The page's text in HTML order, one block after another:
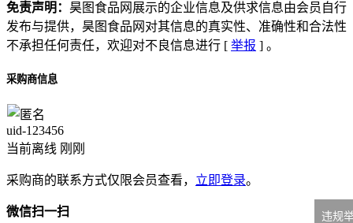
免责声明： 昊图食品网展示的企业信息及供求信息由会员自行
发布与提供，昊图食品网对其信息的真实性、准确性和合法性
不承担任何责任，欢迎对不良信息进行 [ 举报 ] 。
采购商信息
uid-123456
当前离线 刚刚
采购商的联系方式仅限会员查看， 立即登录。
微信扫一扫
违规